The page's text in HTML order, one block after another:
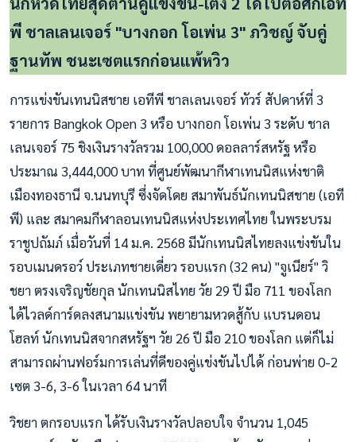
พี ชาลเลนเจอร์ "บางกอก โอเพ่น 3" ภวิชญ์ จับคู่
ฐานทัพ ชนะเซตแรกก่อนแพ้หวิว
การแข่งขันเทนนิสชาย เอทีพี ชาลเลนเจอร์ ทัวร์ สัปดาห์ที่ 3
รายการ Bangkok Open 3 หรือ บางกอก โอเพ่น 3 ระดับ ชาล
เลนเจอร์ 75 ชิงเงินรางวัลรวม 100,000 ดอลลาร์สหรัฐ หรือ
ประมาณ 3,444,000 บาท ที่ศูนย์พัฒนากีฬาเทนนิสแห่งชาติ
เมืองทองธานี จ.นนทบุรี ซึ่งจัดโดย สมาพันธ์นักเทนนิสชาย (เอที
พี) และ สมาคมกีฬาลอนเทนนิสแห่งประเทศไทย ในพระบรม
ราชูปถัมภ์ เมื่อวันที่ 14 ม.ค. 2568 มีนักเทนนิสไทยลงแข่งขันใน
รอบเมนดรอว์ ประเภทชายเดี่ยว รอบแรก (32 คน) "จูเนียร์" วิ
ชยา ตรงเจริญชัยกุล นักเทนนิสไทย วัย 29 ปี มือ 711 ของโลก
ได้ไวลด์การ์ดลงสนามแข่งขัน พยายามหวดสู้กับ แบรนดอน
โฮลท์ นักเทนนิสจากสหรัฐฯ วัย 26 ปี มือ 210 ของโลก แต่ก็ไม่
สามารถผ่านฟอร์มการเล่นที่ดีของคู่แข่งขันไปได้ ก่อนพ่าย 0-2
เซต 3-6, 3-6 ในเวลา 64 นาที
วิชยา ตกรอบแรก ได้รับเงินรางวัลปลอบใจ จำนวน 1,045